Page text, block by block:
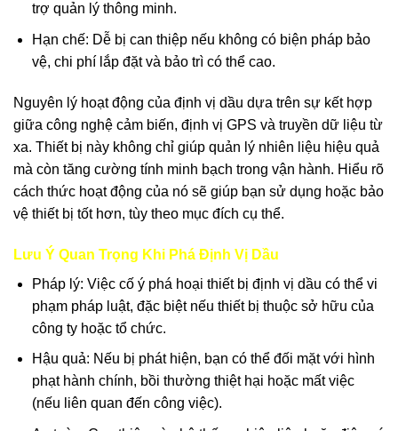
trợ quản lý thông minh.
Hạn chế: Dễ bị can thiệp nếu không có biện pháp bảo
vệ, chi phí lắp đặt và bảo trì có thể cao.
Nguyên lý hoạt động của định vị dầu dựa trên sự kết hợp
giữa công nghệ cảm biến, định vị GPS và truyền dữ liệu từ
xa. Thiết bị này không chỉ giúp quản lý nhiên liệu hiệu quả
mà còn tăng cường tính minh bạch trong vận hành. Hiểu rõ
cách thức hoạt động của nó sẽ giúp bạn sử dụng hoặc bảo
vệ thiết bị tốt hơn, tùy theo mục đích cụ thể.
Lưu Ý Quan Trọng Khi Phá Định Vị Dầu
Pháp lý: Việc cố ý phá hoại thiết bị định vị dầu có thể vi
phạm pháp luật, đặc biệt nếu thiết bị thuộc sở hữu của
công ty hoặc tổ chức.
Hậu quả: Nếu bị phát hiện, bạn có thể đối mặt với hình
phạt hành chính, bồi thường thiệt hại hoặc mất việc
(nếu liên quan đến công việc).